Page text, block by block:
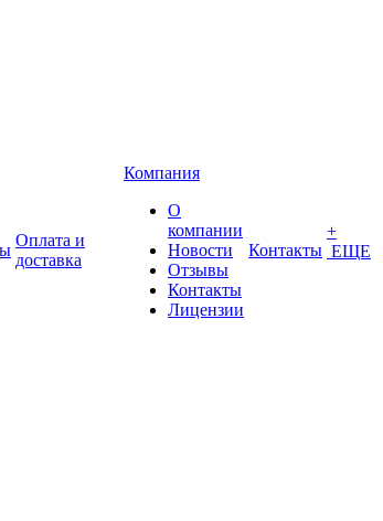
Оплата и
доставка
Компания
О
компании
Новости
Отзывы
Контакты
Лицензии
Контакты
+
ЕЩЕ